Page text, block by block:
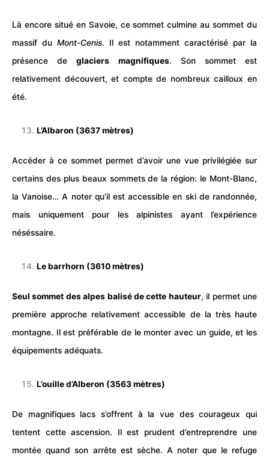
Là encore situé en Savoie, ce sommet culmine au sommet du
massif du Mont-Cenis. Il est notamment caractérisé par la
présence deglaciers magnifiques. Son sommet est
relativement découvert, et compte de nombreux cailloux en
été.
L’Albaron (3637 mètres)
Accéder à ce sommet permet d’avoir une vue privilégiée sur
certains des plus beaux sommets de la région: le Mont-Blanc,
la Vanoise… A noter qu’il est accessible en skide randonnée,
mais uniquement pour les alpinistes ayant l’expérience
néséssaire.
Le barrhorn (3610 mètres)
Seul sommet des alpes balisé de cette hauteur, il permet une
première approche relativement accessible de la très haute
montagne. Il est préférable de le monter avec un guide, et les
équipements adéquats.
L’ouille d’Alberon (3563 mètres)
De magnifiques lacs s’offrent à la vue des courageux qui
tentent cette ascension. Il est prudent d’entreprendre une
montée quand son arrête est sèche. A noter que le refuge